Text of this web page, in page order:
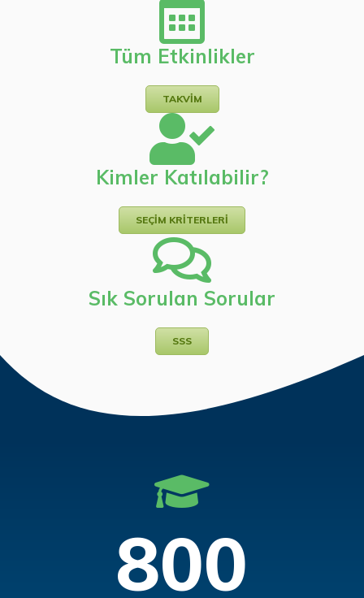
Tüm Etkinlikler
TAKVİM
Kimler Katılabilir?
SEÇİM KRİTERLERİ
Sık Sorulan Sorular
SSS
800